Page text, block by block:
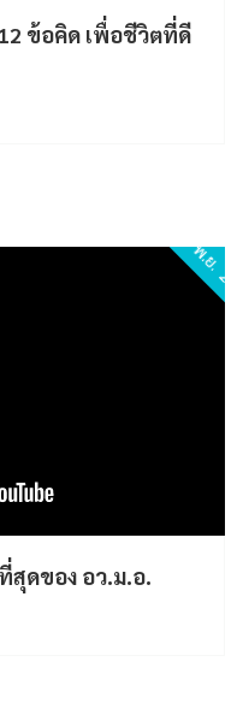
12 ข้อคิด เพื่อชีวิตที่ดี
2 พ.ย.
ที่สุดของ อว.ม.อ.